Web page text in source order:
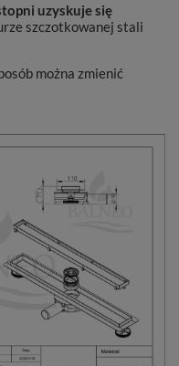
uzyskuje się
szczotkowanej stali
można zmienić